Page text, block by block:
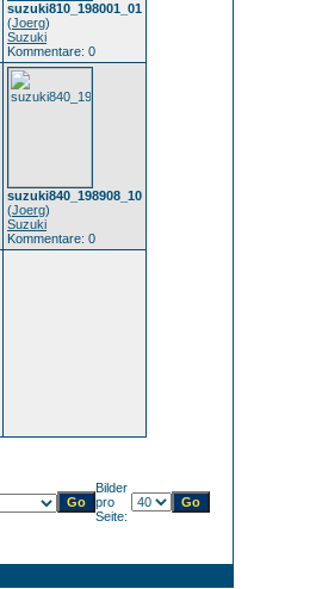
suzuki810_198001_01
(Joerg)
Suzuki
Kommentare: 0
suzuki840_198908_10
(Joerg)
Suzuki
Kommentare: 0
Bilder
pro
Seite: